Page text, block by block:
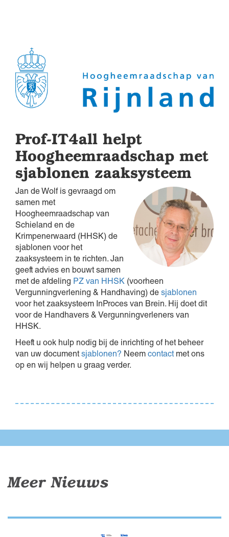
Prof-IT4all helpt
Hoogheemraadschap met
sjablonen zaaksysteem
Jan de Wolf is gevraagd om
samen met
Hoogheemraadschap van
Schieland en de
Krimpenerwaard (HHSK) de
sjablonen voor het
zaaksysteem in te richten. Jan
geeft advies en bouwt samen
met de afdeling PZ van HHSK (voorheen
Vergunningverlening & Handhaving) de sjablonen
voor het zaaksysteem InProces van Brein. Hij doet dit
voor de Handhavers & Vergunningverleners van
HHSK.
Heeft u ook hulp nodig bij de inrichting of het beheer
van uw document sjablonen? Neem contact met ons
op en wij helpen u graag verder.
Meer Nieuws